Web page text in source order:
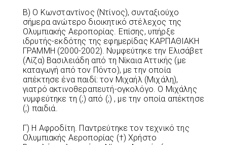
Β) Ο Κωνσταντίνος (Ντίνος), συνταξιούχο
σήμερα ανώτερο διοικητικό στέλεχος της
Ολυμπιακής Αεροπορίας. Επίσης, υπήρξε
ιδρυτής-εκδότης της εφημερίδας ΚΑΡΠΑΘΙΑΚΗ
ΓΡΑΜΜΗ (2000-2002). Νυμφεύτηκε την Ελισάβετ
(Λίζα) Βασιλειάδη από τη Νίκαια Αττικής (με
καταγωγή από τον Πόντο), με την οποία
απέκτησε ένα παιδί: τον Μιχαήλ (Μιχάλη),
γιατρό ακτινοθεραπευτή-ογκολόγο. Ο Μιχάλης
νυμφεύτηκε τη (;) από (;) , με την οποία απέκτησε
(;) παιδιά.
Γ) Η Αφροδίτη. Παντρεύτηκε τον τεχνικό της
Ολυμπιακής Αεροπορίας (†) Χρήστο